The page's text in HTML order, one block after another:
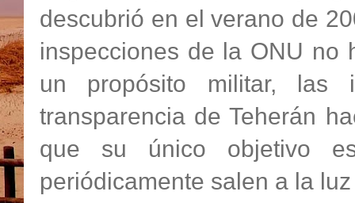
descubrió en el verano de
inspecciones de la ONU no
un propósito militar, las
transparencia de Teherán
que su único objetivo
periódicamente salen a la